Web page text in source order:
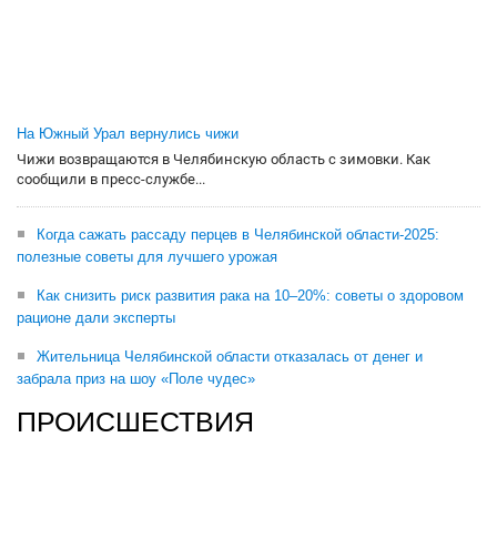
На Южный Урал вернулись чижи
Чижи возвращаются в Челябинскую область с зимовки. Как
сообщили в пресс-службе...
Когда сажать рассаду перцев в Челябинской области-2025:
полезные советы для лучшего урожая
Как снизить риск развития рака на 10–20%: советы о здоровом
рационе дали эксперты
Жительница Челябинской области отказалась от денег и
забрала приз на шоу «Поле чудес»
ПРОИСШЕСТВИЯ